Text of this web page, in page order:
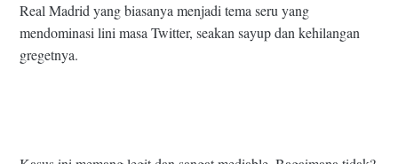
Real Madrid yang biasanya menjadi tema seru yang
mendominasi lini masa Twitter, seakan sayup dan kehilangan
gregetnya.